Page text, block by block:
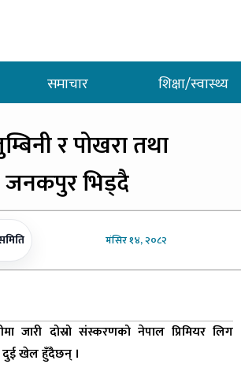
समाचार शिक्षा/स्वास्थ्य
र पोखरा तथा
जनकपुर भिड्दै
मंसिर१४, २०८२
जारी दोस्रो संस्करणको नेपाल प्रिमियर लिग
दुई खेल हुँदैछन् ।